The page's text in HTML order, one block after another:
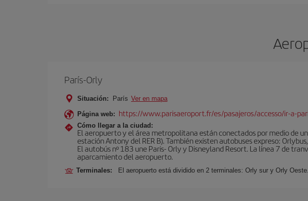
París-Orly
Situación: París Ver en mapa
Página web: https://www.parisaeroport.fr/es/pasajeros/accesso/ir-a-
Cómo llegar a la ciudad:
El aeropuerto y el área metropolitana están conectados por medio de
estación Antony del RER B). También existen autobuses expreso:
El autobús nº 183 une Paris- Orly y Disneyland Resort. La línea 7 de
aparcamiento del aeropuerto.
Terminales: El aeropuerto está dividido en 2 terminales: Orly sur y Orly